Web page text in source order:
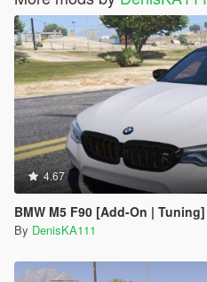
4.67
BMW M5 F90 [Add-On | Tuning]
By DenisKA111